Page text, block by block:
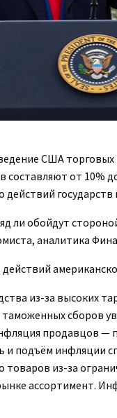
США
составляют от 10%
государств
ли обойдут
аналитика
из-за высоких
сборов
продавцов —
подъём инфляции
из-за
ассортимент.